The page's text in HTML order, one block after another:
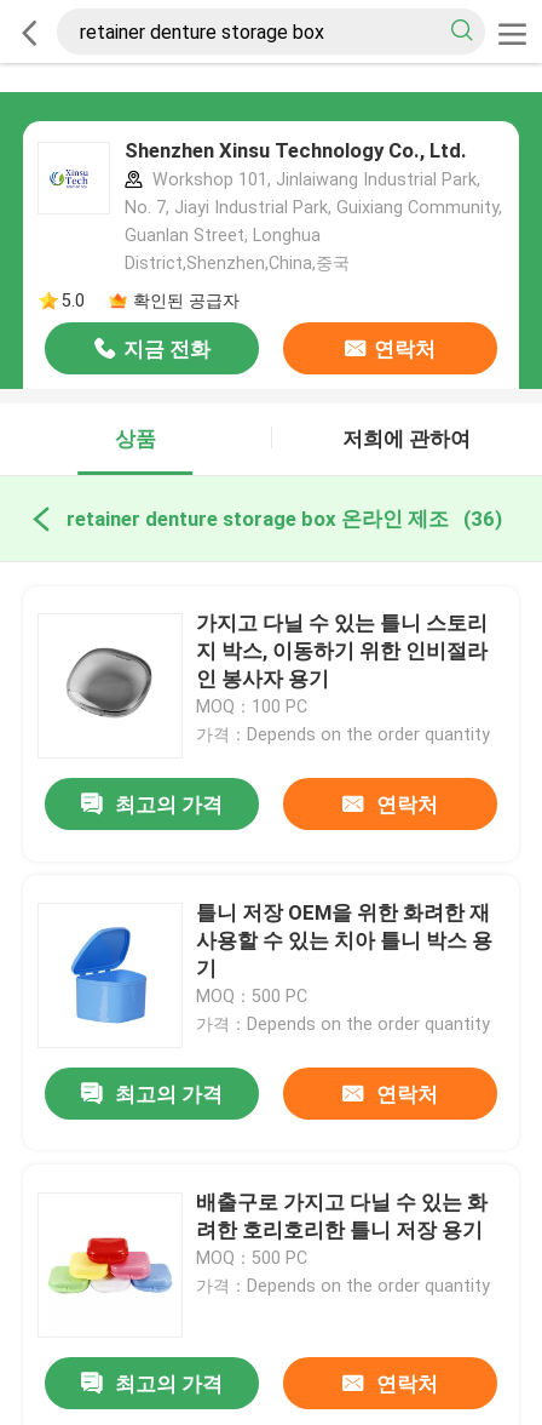
Shenzhen Xinsu Technology Co., Ltd.
Workshop 101, Jinlaiwang Industrial Park,
No. 7, Jiayi Industrial Park, Guixiang Community,
Guanlan Street, Longhua
District,Shenzhen,China,중국
5.0
확인된 공급자
지금 전화 연락처
상품 저희에 관하여
retainer denture storage box 온라인 제조 (36)
가지고 다닐 수 있는 틀니 스토리
지 박스, 이동하기 위한 인비절라
인 봉사자 용기
MOQ：100 PC
가격：Depends on the order quantity
최고의 가격 연락처
틀니 저장 OEM을 위한 화려한 재
사용할 수 있는 치아 틀니 박스 용
기
MOQ：500 PC
가격：Depends on the order quantity
최고의 가격 연락처
배출구로 가지고 다닐 수 있는 화
려한 호리호리한 틀니 저장 용기
MOQ：500 PC
가격：Depends on the order quantity
최고의 가격 연락처